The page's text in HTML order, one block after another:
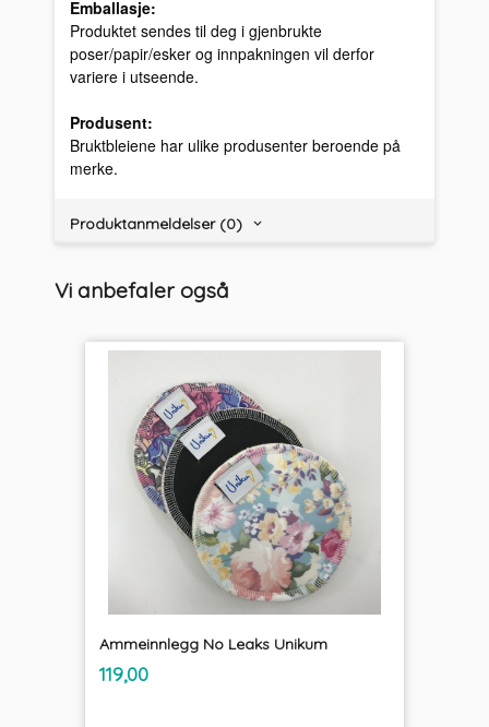
Emballasje:
Produktet sendes til deg i gjenbrukte
poser/papir/esker og innpakningen vil derfor
variere i utseende.
Produsent:
Bruktbleiene har ulike produsenter beroende på
merke.
Produktanmeldelser (0)
Vi anbefaler også
Ammeinnlegg No Leaks Unikum
Pris
119,00mva.